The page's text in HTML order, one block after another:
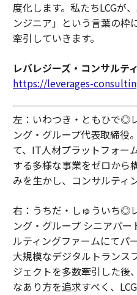
度化します。私たちLCGが
ンジニア」という言葉の枠
牽引していきます。
レバレジーズ・コンサルテ
https://leverages-
左：いわつき・ともひで◎
ング・グループ代表取締役
て、IT人材プラットフォー
する多様な事業をゼロから
みを生かし、コンサルティ
右：うちだ・しゅういち◎
ング・グループ シニアパ
ルティングファームにてパ
大規模なデジタルトランス
ジェクトを多数牽引した後
なあり方を追求すべく、LCG